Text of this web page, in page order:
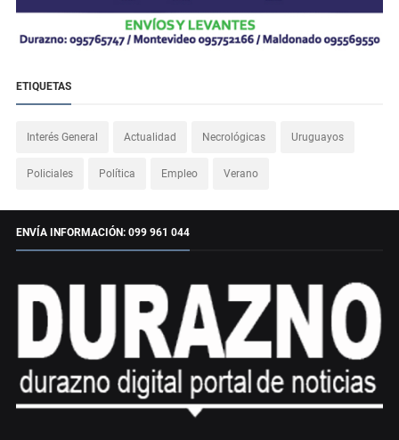
ETIQUETAS
Interés General Actualidad Necrológicas Uruguayos
Policiales Política Empleo Verano
ENVÍA INFORMACIÓN: 099 961 044